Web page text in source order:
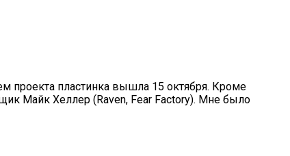
проекта пластинка вышла 15 октября. Кроме
Майк Хеллер (Raven, Fear Factory). Мне было